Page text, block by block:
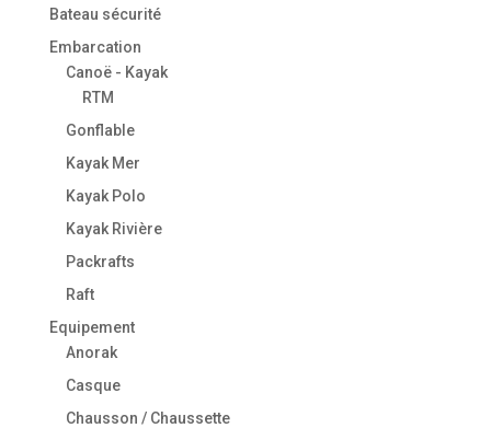
Bateau sécurité
Embarcation
Canoë - Kayak
RTM
Gonflable
Kayak Mer
Kayak Polo
Kayak Rivière
Packrafts
Raft
Equipement
Anorak
Casque
Chausson / Chaussette